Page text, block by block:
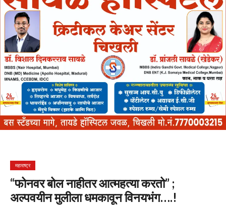
महाराष्ट्र
“फोनवर बोल नाहीतर आत्महत्या करतो” ;
अल्पवयीन मुलीला धमकावून विनयभंग….!